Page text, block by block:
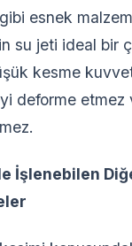
gibi esnek
su jeti ideal bir
kesme
deforme etmez
İşlenebilen